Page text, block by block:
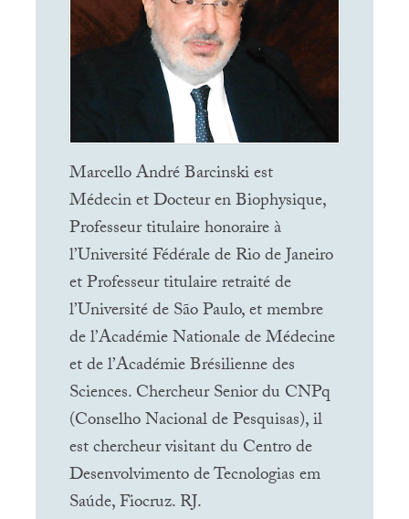
Marcello André Barcinski est
Médecin et Docteur en Biophysique,
Professeur titulaire honoraire à
l’Université Fédérale de Rio de Janeiro
et Professeur titulaire retraité de
l’Université de São Paulo, et membre
de l’Académie Nationale de Médecine
et de l’Académie Brésilienne des
Sciences. Chercheur Senior du CNPq
(Conselho Nacional de Pesquisas), il
est chercheur visitant du Centro de
Desenvolvimento de Tecnologias em
Saúde, Fiocruz.RJ.